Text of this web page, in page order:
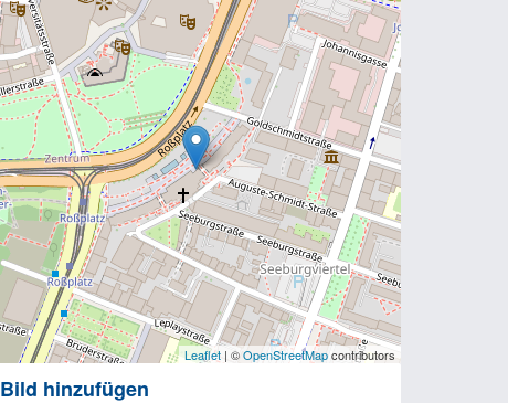
Leaflet| ©OpenStreetMapcontributors
Bild hinzufügen